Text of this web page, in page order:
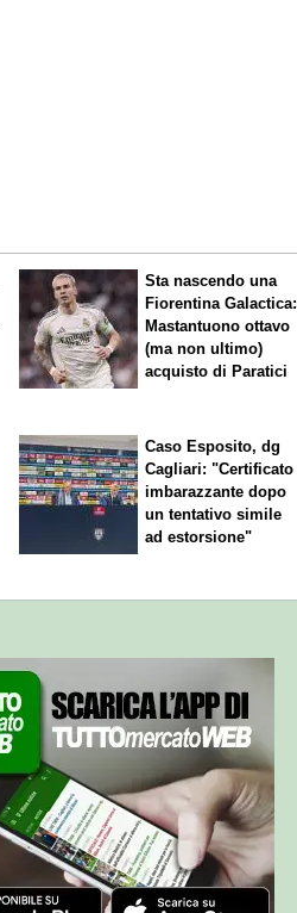
Sta nascendo una
FiorentinaGalactica:
Mastantuono ottavo
(ma non ultimo)
acquisto di Paratici
Caso Esposito, dg
Cagliari: "Certificato
imbarazzante dopo
un tentativo simile
ad estorsione"